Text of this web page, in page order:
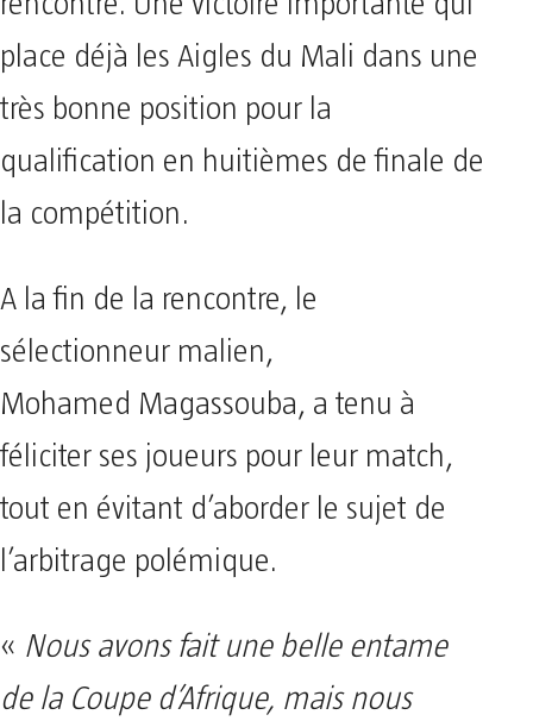
place déjà les Aigles du Mali dans une
très bonne position pour la
qualification en huitièmes de finale de
la compétition.
A la fin de la rencontre, le
sélectionneur malien,
Mohamed Magassouba, a tenu à
féliciter ses joueurs pour leur match,
tout en évitant d’aborder le sujet de
l’arbitrage polémique.
« Nous avons fait une belle entame
de la Coupe d’Afrique, mais nous